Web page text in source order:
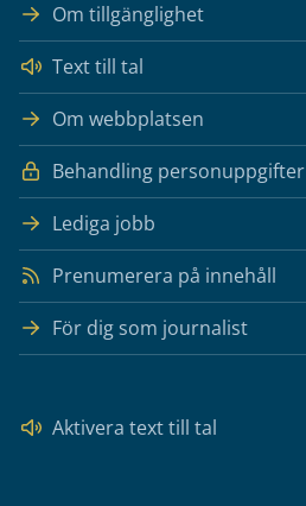
Om tillgänglighet
Text till tal
Om webbplatsen
Behandling personuppgifter
Lediga jobb
Prenumerera på innehåll
För dig som journalist
Aktivera text till tal